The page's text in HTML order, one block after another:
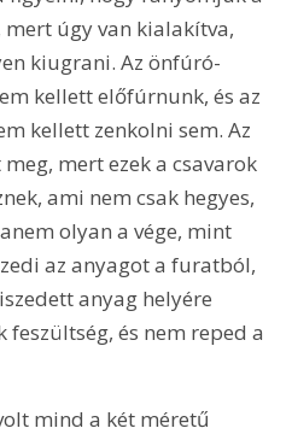
úgy van kialakítva,
kiugrani. Az önfúró-
kellett előfúrnunk, és az
kellett zenkolni sem. Az
mert ezek a csavarok
ami nem csak hegyes,
olyan a vége, mint
az anyagot a furatból,
anyag helyére
és nem reped a
mind a két méretű